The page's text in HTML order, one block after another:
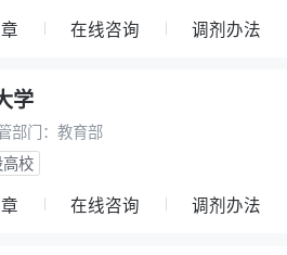
在线咨询 调剂办法
学
部门： 教育部
高校
在线咨询 调剂办法